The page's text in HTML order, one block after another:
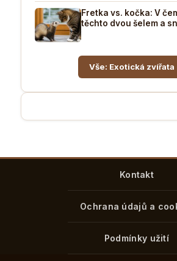
Fretka vs. kočka: V
těchto dvou šelem a
Vše: Exotická zvířata
Kontakt
Ochrana údajů a
Podmínky užití